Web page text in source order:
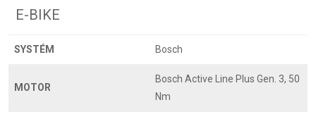
E-BIKE
SYSTÉM Bosch
MOTOR
Bosch Active Line Plus Gen. 3, 50
Nm